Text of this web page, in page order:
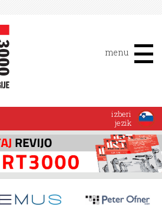
menu
izberi
jezik